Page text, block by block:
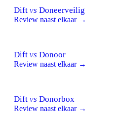
Dift vs Doneerveilig
Review naast elkaar →
Dift vs Donoor
Review naast elkaar →
Dift vs Donorbox
Review naast elkaar →